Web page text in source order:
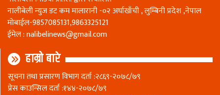
नालीबेली न्युज डट कम मालारानी -०२ अर्घाखाँची , लुम्बिनी प्रदेश ,नेपाल
माेबाईल-9857085131,9863325121
ईमेल :nalibelinews@gmail.com
हाम्रो बारे
सूचना तथा प्रसारण विभाग दर्ता :२८६९-२०७८/७९
प्रेस काउन्सिल दर्ता :१४४-२०७८/७९